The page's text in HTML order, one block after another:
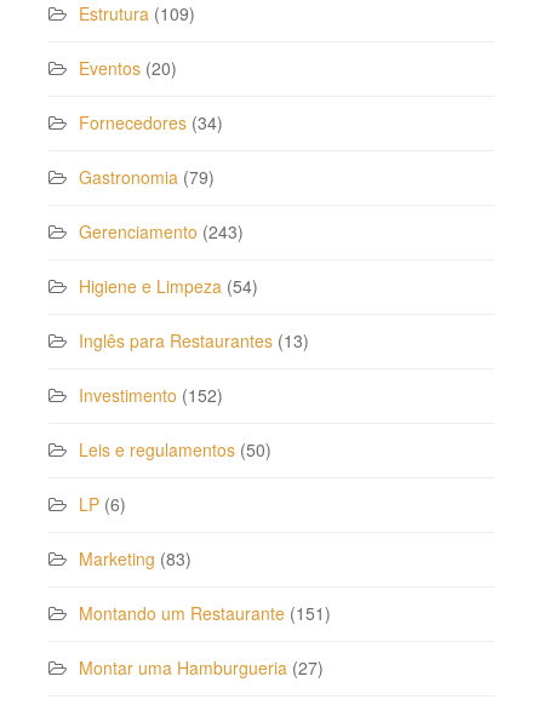
Estrutura (109)
Eventos (20)
Fornecedores (34)
Gastronomia (79)
Gerenciamento (243)
Higiene e Limpeza (54)
Inglês para Restaurantes (13)
Investimento (152)
Leis e regulamentos (50)
LP (6)
Marketing (83)
Montando um Restaurante (151)
Montar uma Hamburgueria (27)